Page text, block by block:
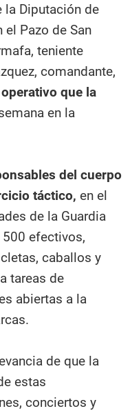
la Diputación de
el Pazo de San
teniente
comandante,
que la
en la
del cuerpo
táctico, en el
de la Guardia
efectivos,
caballos y
tareas de
abiertas a la
de que la
estas
conciertos y